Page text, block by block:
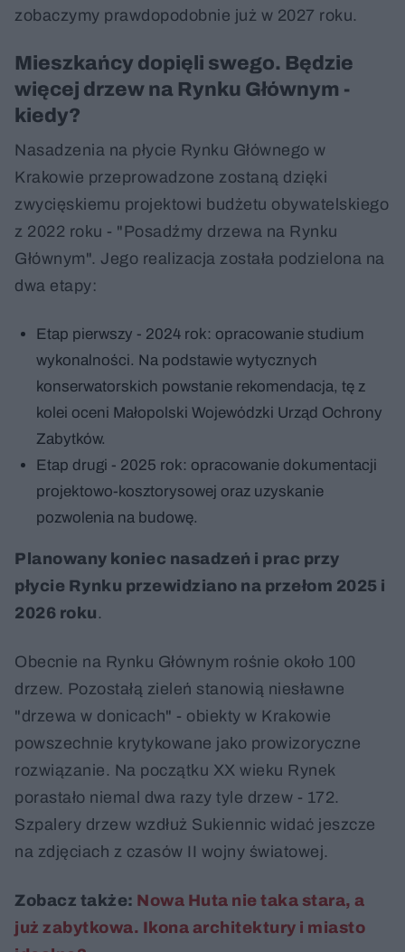
zobaczymy prawdopodobnie już w 2027 roku.
Mieszkańcy dopięli swego. Będzie
więcej drzew na Rynku Głównym -
kiedy?
Nasadzenia na płycie Rynku Głównego w
Krakowie przeprowadzone zostaną dzięki
zwycięskiemu projektowi budżetu obywatelskiego
z 2022 roku - "Posadźmy drzewa na Rynku
Głównym". Jego realizacja została podzielona na
dwa etapy:
Etap pierwszy - 2024 rok: opracowanie studium
wykonalności. Na podstawie wytycznych
konserwatorskich powstanie rekomendacja, tę z
kolei oceni Małopolski Wojewódzki Urząd Ochrony
Zabytków.
Etap drugi - 2025 rok: opracowanie dokumentacji
projektowo-kosztorysowej oraz uzyskanie
pozwolenia na budowę.
Planowany koniec nasadzeń i prac przy
płycie Rynku przewidziano na przełom 2025 i
2026 roku .
Obecnie na Rynku Głównym rośnie około 100
drzew. Pozostałą zieleń stanowią niesławne
"drzewa w donicach" - obiekty w Krakowie
powszechnie krytykowane jako prowizoryczne
rozwiązanie. Na początku XX wieku Rynek
porastało niemal dwa razy tyle drzew - 172.
Szpalery drzew wzdłuż Sukiennic widać jeszcze
na zdjęciach z czasów II wojny światowej.
Zobacz także: Nowa Huta nie taka stara, a
już zabytkowa. Ikona architektury i miasto